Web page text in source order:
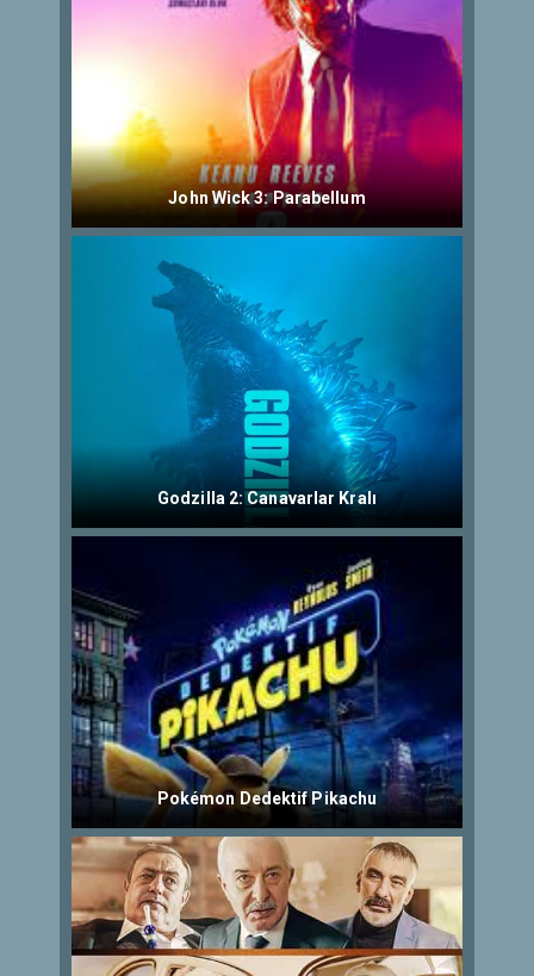
John Wick 3: Parabellum
Godzilla 2: Canavarlar Kralı
Pokémon Dedektif Pikachu